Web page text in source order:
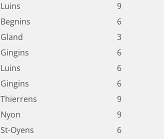
Luins 9
Begnins 6
Gland 3
Gingins 6
Luins 6
Gingins 6
Thierrens 9
Nyon 9
St-Oyens 6